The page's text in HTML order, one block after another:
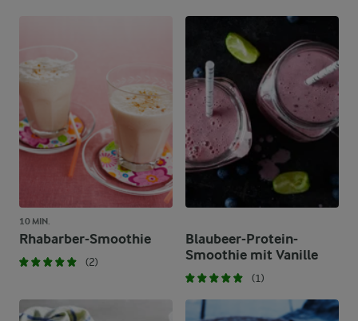
10 MIN.
Rhabarber-Smoothie
(2)
Blaubeer-Protein-
Smoothie mit Vanille
(1)